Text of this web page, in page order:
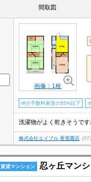
間取図
画像：1枚
仲介手数料家賃の55%以下
洗濯物がよく乾きそうです
株式会社エイブル 香里園店
賃貸マンション 忍ヶ丘マン